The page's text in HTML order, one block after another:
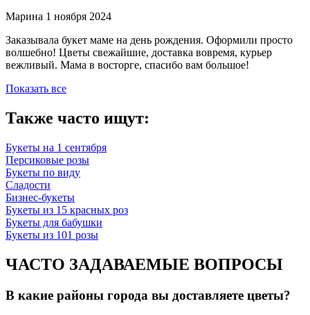
Марина 1 ноября 2024
Заказывала букет маме на день рождения. Оформили просто
волшебно! Цветы свежайшие, доставка вовремя, курьер
вежливый. Мама в восторге, спасибо вам большое!
Показать все
Также часто ищут:
Букеты на 1 сентября
Персиковые розы
Букеты по виду
Сладости
Бизнес-букеты
Букеты из 15 красных роз
Букеты для бабушки
Букеты из 101 розы
ЧАСТО ЗАДАВАЕМЫЕ ВОПРОСЫ
В какие районы города вы доставляете цветы?